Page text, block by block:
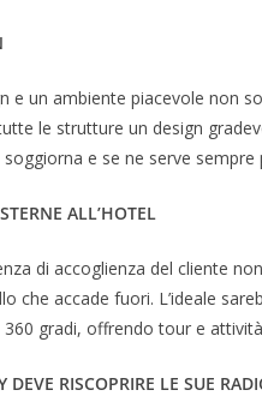
e un ambiente piacevole non
le strutture un design
e se ne serve sempre
ALL’HOTEL
di accoglienza del cliente
che accade fuori. L’ideale
360 gradi, offrendo tour e
DEVE RISCOPRIRE LE SUE